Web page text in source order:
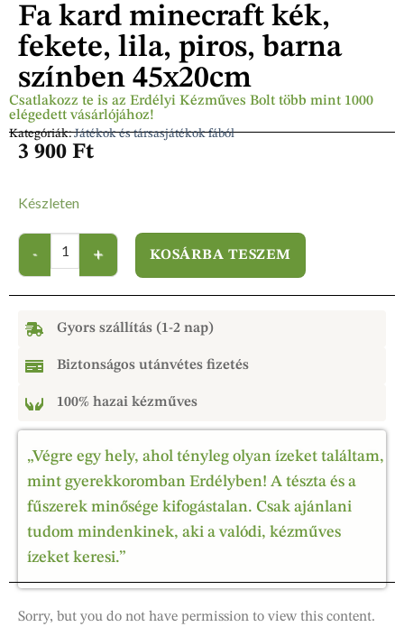
Csatlakozz te is az Erdélyi Kézműves Bolt több mint 1000
elégedett vásárlójához!
Kategóriák:Játékok és társasjátékok fából
Fa kard minecraft kék,
fekete, lila, piros, barna
színben 45x20cm
3 900 Ft
Készleten
KOSÁRBA TESZEM
Gyors szállítás (1-2 nap)
Biztonságos utánvétes fizetés
100% hazai kézműves
„Végre egy hely, ahol tényleg olyan ízeket találtam,
mint gyerekkoromban Erdélyben! A tészta és a
fűszerek minősége kifogástalan. Csak ajánlani
tudom mindenkinek, aki a valódi, kézműves
ízeket keresi.”
Sorry, but you do not have permission to view this content.